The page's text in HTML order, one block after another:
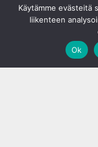
Käytämme evästeitä
liikenteen
Ok